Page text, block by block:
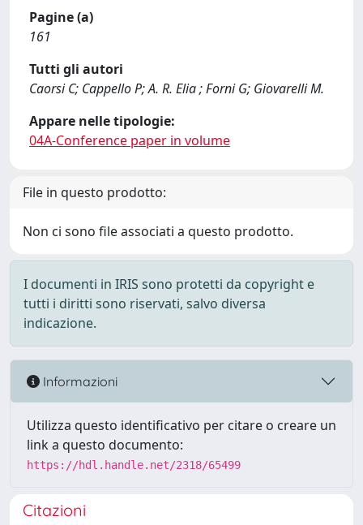
Pagine (a)
161
Tutti gli autori
Caorsi C; Cappello P; A. R. Elia ; Forni G; Giovarelli M.
Appare nelle tipologie:
04A-Conference paper in volume
File in questo prodotto:
Non ci sono file associati a questo prodotto.
I documenti in IRIS sono protetti da copyright e
tutti i diritti sono riservati, salvo diversa
indicazione.
Informazioni
Utilizza questo identificativo per citare o creare un
link a questo documento:
https://hdl.handle.net/2318/65499
Citazioni